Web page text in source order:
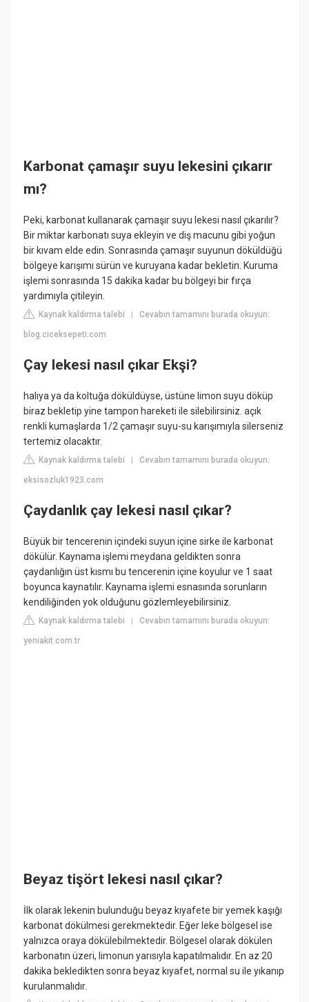
Karbonat çamaşır suyu lekesini çıkarır
mı?
Peki, karbonat kullanarak çamaşır suyu lekesi nasıl çıkarılır?
Bir miktar karbonatı suya ekleyin ve diş macunu gibi yoğun
bir kıvam elde edin. Sonrasında çamaşır suyunun döküldüğü
bölgeye karışımı sürün ve kuruyana kadar bekletin. Kuruma
işlemi sonrasında 15 dakika kadar bu bölgeyi bir fırça
yardımıyla çitileyin.
Kaynak kaldırma talebi |Cevabın tamamını burada okuyun:
blog.ciceksepeti.com
Çay lekesi nasıl çıkar Ekşi?
halıya ya da koltuğa döküldüyse, üstüne limon suyu döküp
biraz bekletip yine tampon hareketi ile silebilirsiniz. açık
renkli kumaşlarda 1/2 çamaşır suyu-su karışımıyla silerseniz
tertemiz olacaktır.
Kaynak kaldırma talebi |Cevabın tamamını burada okuyun:
eksisozluk1923.com
Çaydanlık çay lekesi nasıl çıkar?
Büyük bir tencerenin içindeki suyun içine sirke ile karbonat
dökülür. Kaynama işlemi meydana geldikten sonra
çaydanlığın üst kısmı bu tencerenin içine koyulur ve 1 saat
boyunca kaynatılır. Kaynama işlemi esnasında sorunların
kendiliğinden yok olduğunu gözlemleyebilirsiniz.
Kaynak kaldırma talebi |Cevabın tamamını burada okuyun:
yeniakit.com.tr
Beyaz tişört lekesi nasıl çıkar?
İlk olarak lekenin bulunduğu beyaz kıyafete bir yemek kaşığı
karbonat dökülmesi gerekmektedir. Eğer leke bölgesel ise
yalnızca oraya dökülebilmektedir. Bölgesel olarak dökülen
karbonatın üzeri, limonun yarısıyla kapatılmalıdır. En az 20
dakika bekledikten sonra beyaz kıyafet, normal su ile yıkanıp
kurulanmalıdır.